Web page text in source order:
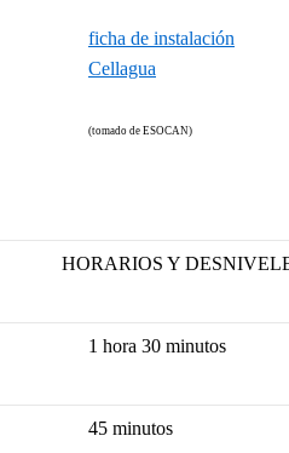
ficha de instalación
Cellagua
(tomado de ESOCAN)
HORARIOS Y
1 hora 30 minutos
45 minutos